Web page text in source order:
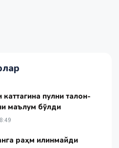
пулни талон-
маълум бўлди
раҳм қилинмайди